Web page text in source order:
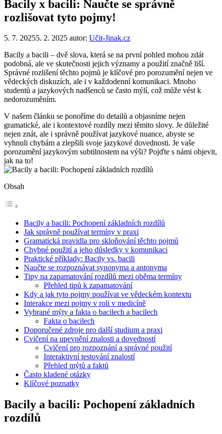
Bacily x bacili: Naučte se správně
rozlišovat tyto pojmy!
5. 7. 20255. 2. 2025 autor: Učit-Jinak.cz
Bacily a bacili – dvě slova, která se na první pohled mohou zdát
podobná, ale ve skutečnosti jejich významy a použití značně liší.
Správné rozlišení těchto pojmů je klíčové pro porozumění nejen ve
vědeckých diskuzích, ale i v každodenní komunikaci. Mnoho
studentů a jazykových nadšenců se často mýlí, což může vést k
nedorozuměním.
V našem článku se ponoříme do detailů a objasníme nejen
gramatické, ale i kontextové rozdíly mezi těmito slovy. Je důležité
nejen znát, ale i správně používat jazykové nuance, abyste se
vyhnuli chybám a zlepšili svoje jazykové dovednosti. Je vaše
porozumění jazykovým subtilnostem na výši? Pojďte s námi objevit,
jak na to!
Obsah
Bacily a bacili: Pochopení základních rozdílů
Jak správně používat termíny v praxi
Gramatická pravidla pro skloňování těchto pojmů
Chybné použití a jeho důsledky v komunikaci
Praktické příklady: Bacily vs. bacili
Naučte se rozpoznávat synonyma a antonyma
Tipy na zapamatování rozdílů mezi oběma termíny
Přehled tipů k zapamatování
Kdy a jak tyto pojmy používat ve vědeckém kontextu
Interakce mezi pojmy v roli v medicíně
Vybrané mýty a fakta o bacilech a bacilech
Fakta o bacilech
Doporučené zdroje pro další studium a praxi
Cvičení na upevnění znalosti a dovedností
Cvičení pro rozpoznání a správné použití
Interaktivní testování znalostí
Přehled mýtů a faktů
Často kladené otázky
Klíčové poznatky
Bacily a bacili: Pochopení základních
rozdílů